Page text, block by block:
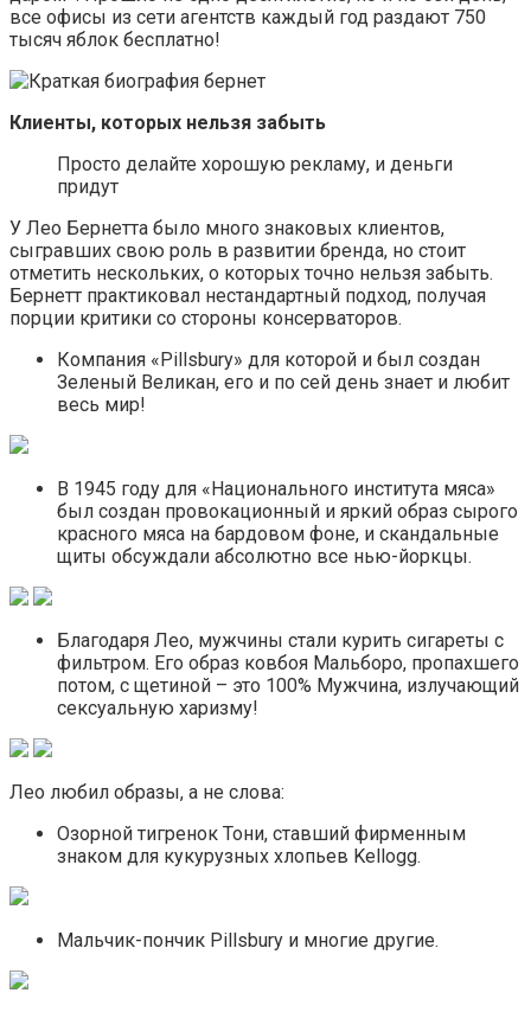
все офисы из сети агентств каждый год раздают 750
тысяч яблок бесплатно!
Клиенты, которых нельзя забыть
Просто делайте хорошую рекламу, и деньги
придут
У Лео Бернетта было много знаковых клиентов,
сыгравших свою роль в развитии бренда, но стоит
отметить нескольких, о которых точно нельзя забыть.
Бернетт практиковал нестандартный подход, получая
порции критики со стороны консерваторов.
Компания «Pillsbury» для которой и был создан
Зеленый Великан, его и по сей день знает и любит
весь мир!
В 1945 году для «Национального института мяса»
был создан провокационный и яркий образ сырого
красного мяса на бардовом фоне, и скандальные
щиты обсуждали абсолютно все нью-йоркцы.
Благодаря Лео, мужчины стали курить сигареты с
фильтром. Его образ ковбоя Мальборо, пропахшего
потом, с щетиной – это 100% Мужчина, излучающий
сексуальную харизму!
Лео любил образы, а не слова:
Озорной тигренок Тони, ставший фирменным
знаком для кукурузных хлопьев Kellogg.
Мальчик-пончик Pillsbury и многие другие.